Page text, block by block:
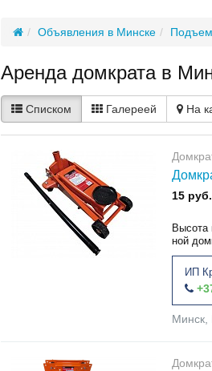
Объявления в Минске
Аренда домкрата в
Списком Галереей На
15 руб.
Высота
ной
ИП
Минск,